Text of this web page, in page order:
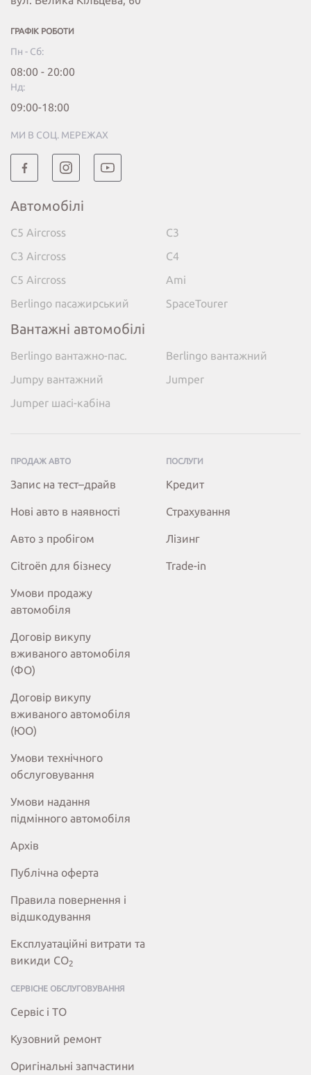
ГРАФІК РОБОТИ
Пн - Сб:
08:00 - 20:00
Нд:
09:00-18:00
МИ В СОЦ. МЕРЕЖАХ
Автомобілі
C5 Aircross
C3
C3 Aircross
C4
C5 Aircross
Ami
Berlingo пасажирський
SpaceTourer
Вантажні автомобілі
Berlingo вантажно-пас.
Berlingo вантажний
Jumpy вантажний
Jumper
Jumper шасі-кабіна
ПРОДАЖ АВТО
Запис на тест–драйв
Нові авто в наявності
Авто з пробігом
Citroёn для бізнесу
Умови продажу
автомобіля
Договір викупу
вживаного автомобіля
(ФО)
Договір викупу
вживаного автомобіля
(ЮО)
Умови технічного
обслуговування
Умови надання
підмінного автомобіля
Архів
Публічна оферта
Правила повернення і
відшкодування
Експлуатаційні витрати та
викиди СО2
ПОСЛУГИ
Кредит
Страхування
Лізинг
Trade-in
СЕРВІСНЕ ОБСЛУГОВУВАННЯ
Сервіс і ТО
Кузовний ремонт
Оригінальні запчастини